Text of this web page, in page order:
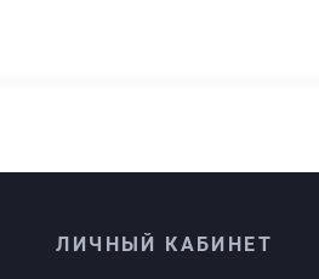
ЛИЧНЫЙ КАБИНЕТ